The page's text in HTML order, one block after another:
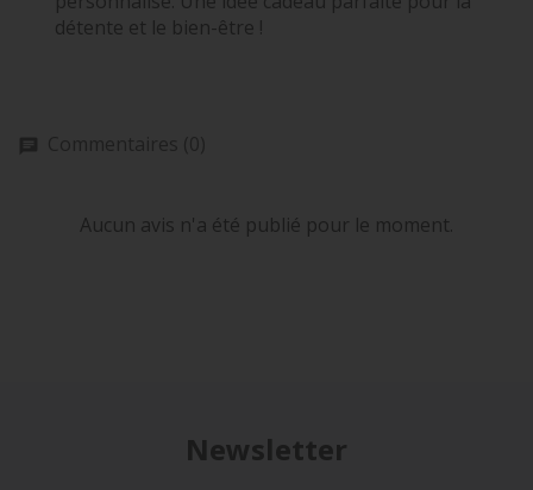
détente et le bien-être !
Aucun avis n'a été publié pour le moment.
Newsletter